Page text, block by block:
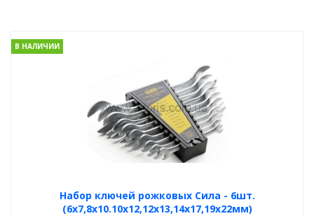
Набор ключей рожковых Сила - 6шт.
(6х7,8х10.10х12,12х13,14х17,19х22мм)
В НАЛИЧИИ